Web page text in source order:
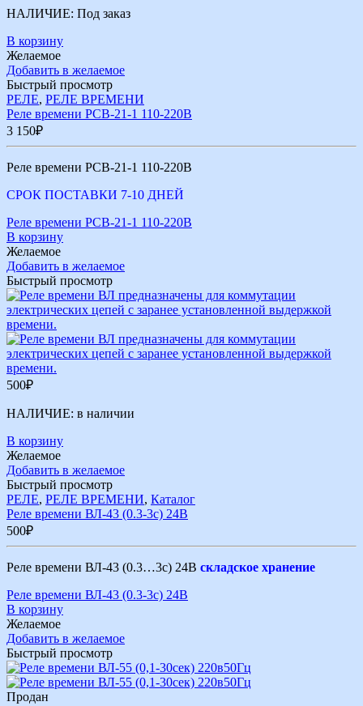
НАЛИЧИЕ: Под заказ
В корзину
Желаемое
Добавить в желаемое
Быстрый просмотр
РЕЛЕ, РЕЛЕ ВРЕМЕНИ
Реле времени РСВ-21-1 110-220В
3 150₽
Реле времени РСВ-21-1 110-220В
СРОК ПОСТАВКИ 7-10 ДНЕЙ
Реле времени РСВ-21-1 110-220В
В корзину
Желаемое
Добавить в желаемое
Быстрый просмотр
500₽
НАЛИЧИЕ: в наличии
В корзину
Желаемое
Добавить в желаемое
Быстрый просмотр
РЕЛЕ, РЕЛЕ ВРЕМЕНИ, Каталог
Реле времени ВЛ-43 (0.3-3c) 24В
500₽
Реле времени ВЛ-43 (0.3…3c) 24В складское хранение
Реле времени ВЛ-43 (0.3-3c) 24В
В корзину
Желаемое
Добавить в желаемое
Быстрый просмотр
Продан